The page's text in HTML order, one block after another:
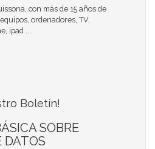
con más de 15 años de
ordenadores, TV,
ipad ....
Boletín!
SOBRE
DATOS